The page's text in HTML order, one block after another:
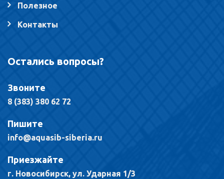
Полезное
Контакты
Остались вопросы?
Звоните
8 (383) 380 62 72
Пишите
info@aquasib-siberia.ru
Приезжайте
г. Новосибирск, ул. Ударная 1/3